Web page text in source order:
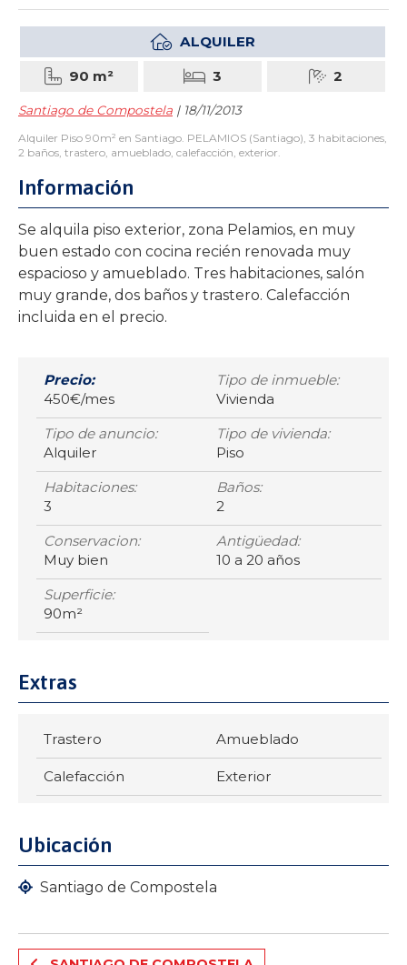
ALQUILER
90 m² 3 2
Santiago de Compostela | 18/11/2013
Alquiler Piso 90m² en Santiago. PELAMIOS (Santiago), 3 habitaciones,
2 baños, trastero, amueblado, calefacción, exterior.
Información
Se alquila piso exterior, zona Pelamios, en muy
buen estado con cocina recién renovada muy
espacioso y amueblado. Tres habitaciones, salón
muy grande, dos baños y trastero. Calefacción
incluida en el precio.
Precio:
450€/mes
Tipo de inmueble:
Vivienda
Tipo de anuncio:
Alquiler
Tipo de vivienda:
Piso
Habitaciones:
3
Baños:
2
Conservacion:
Muy bien
Antigüedad:
10 a 20 años
Superficie:
90m²
Extras
Trastero Amueblado
Calefacción Exterior
Ubicación
Santiago de Compostela